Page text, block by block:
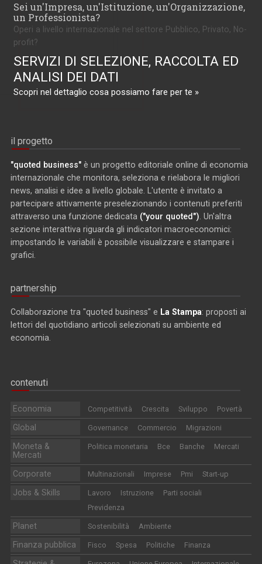
Sei un'Impresa, un'Istituzione, un'Organizzazione,
un Professionista?
Operi a livello internazionale nel settore Pubblico, Privato, No-
profit?
SERVIZI DI SELEZIONE, RACCOLTA ED
ANALISI DEI DATI
Scopri nel dettaglio cosa possiamo fare per te »
il progetto
"quoted business" è un progetto editoriale online di economia
internazionale che monitora, seleziona e rielabora le migliori
news, analisi e idee a livello globale. L'utente è invitato a
partecipare attivamente preselezionando i contenuti preferiti
attraverso una funzione dedicata ("your quoted") . Un'altra
sezione interattiva riguarda gli indicatori macroeconomici:
impostando le variabili è possibile visualizzare e stampare i
grafici.
partnership
Collaborazione tra "quoted business" e La Stampa: proposti ai
lettori del quotidiano articoli selezionati su ambiente ed
economia.
contenuti
Economia Competitività Crescita Sviluppo Povertà
Global Governance Commercio Migrazioni
Moneta &
Mercati
Politica monetaria Bce Banche Mercati
Corporate Multinazionali Imprese Pmi Start-up
Jobs & Skills Lavoro Istruzione
Parti sociali
Previdenza
Planet Sostenibilità Ambiente
Finanza pubblica Fisco Spesa Politiche Finanza